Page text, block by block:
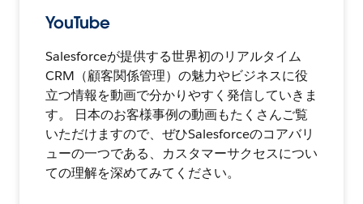
YouTube
Salesforceが提供する世界初のリアルタイム
CRM（顧客関係管理）の魅力やビジネスに役
立つ情報を動画で分かりやすく発信していきま
す。 日本のお客様事例の動画もたくさんご覧
いただけますので、ぜひSalesforceのコアバリ
ューの一つである、カスタマーサクセスについ
ての理解を深めてみてください。